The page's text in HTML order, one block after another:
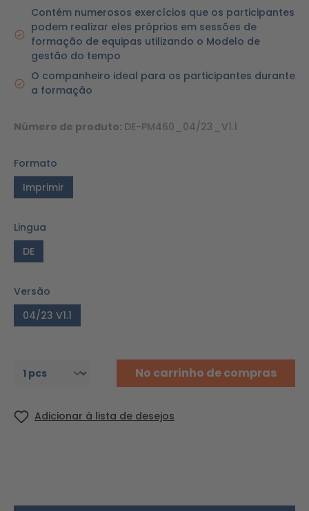
Contém numerosos exercícios que os participantes
podem realizar eles próprios em sessões de
formação de equipas utilizando o Modelo de
gestão do tempo
O companheiro ideal para os participantes durante
a formação
Número de produto: DE-PM460_04/23_V1.1
Formato
Imprimir
Lingua
DE
Versão
04/23 V1.1
No carrinho de compras
Adicionar à lista de desejos